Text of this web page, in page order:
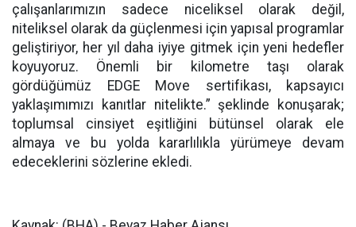
çalışanlarımızın sadece niceliksel olarak değil,
niteliksel olarak da güçlenmesi için yapısal programlar
geliştiriyor, her yıl daha iyiye gitmek için yeni hedefler
koyuyoruz. Önemli bir kilometre taşı olarak
gördüğümüz EDGE Move sertifikası, kapsayıcı
yaklaşımımızı kanıtlar nitelikte.” şeklinde konuşarak;
toplumsal cinsiyet eşitliğini bütünsel olarak ele
almaya ve bu yolda kararlılıkla yürümeye devam
edeceklerini sözlerine ekledi.